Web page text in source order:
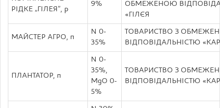
РІДКЕ „ГІЛЕЯ”, р
9%
ОБМЕЖЕНОЮ
«ГІЛЄЯ
МАЙСТЕР АГРО, п
N 0-
35%
ТОВАРИСТВО З
ВІДПОВІДАЛЬНІСТЮ
ПЛАНТАТОР, п
N 0-
35%,
MgO 0-
5%
ТОВАРИСТВО З
ВІДПОВІДАЛЬНІСТЮ